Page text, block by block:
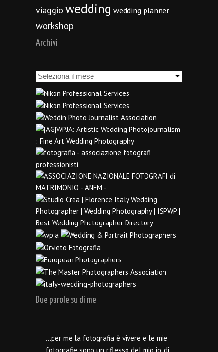
viaggio wedding wedding planner
workshop
Archivi
Archivi
Due parole su di me
…per me la fotografia è vivere e le mie
fotografie sono un riflesso del mio io, di